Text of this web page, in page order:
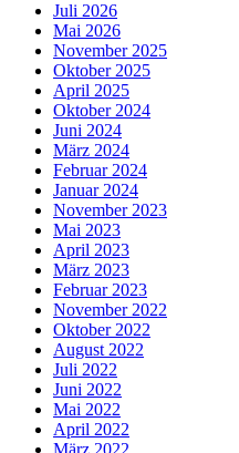
Juli 2026
Mai 2026
November 2025
Oktober 2025
April 2025
Oktober 2024
Juni 2024
März 2024
Februar 2024
Januar 2024
November 2023
Mai 2023
April 2023
März 2023
Februar 2023
November 2022
Oktober 2022
August 2022
Juli 2022
Juni 2022
Mai 2022
April 2022